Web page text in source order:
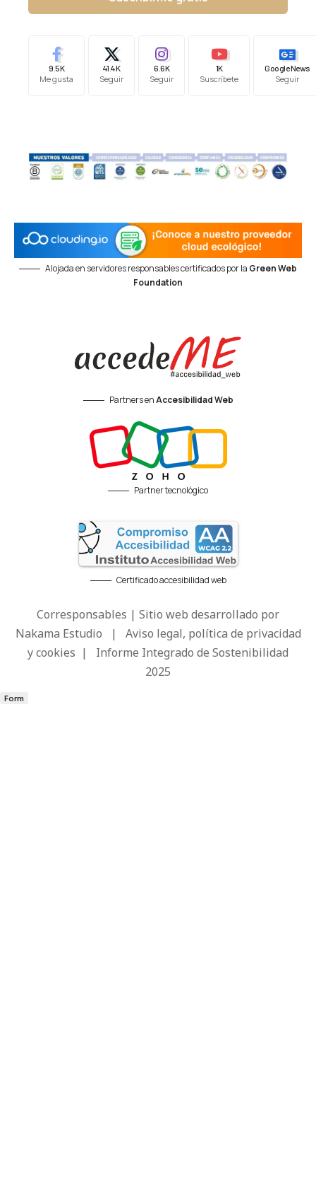
9.5K
Me gusta
41.4K
Seguir
6.6K
Seguir
1K
Suscríbete
Google News
Seguir
Alojada en servidores responsables certificados por la Green Web
Foundation
Partners enAccesibilidad Web
Partner tecnológico
Certificado accesibilidad web
Corresponsables | Sitio web desarrollado por
Nakama Estudio | Aviso legal, política de privacidad
y cookies | Informe Integrado de Sostenibilidad
2025
Form